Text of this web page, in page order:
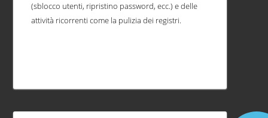
(sblocco utenti, ripristino password, ecc.) e delle
attività ricorrenti come la pulizia dei registri.